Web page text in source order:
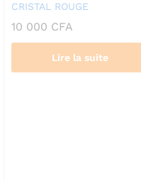
CRISTAL ROUGE
10 000 CFA
Lire la suite